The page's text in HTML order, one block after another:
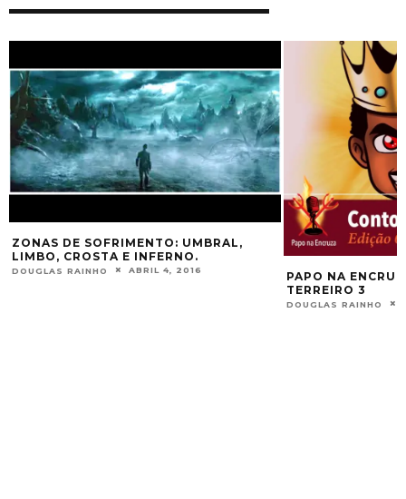
SOFRIMENTO: UMBRAL,
E INFERNO.
RAINHO ABRIL 4, 2016
PAPO NA ENCRUZA 103 –
TERREIRO 3
DOUGLAS RAINHO JULHO 24,